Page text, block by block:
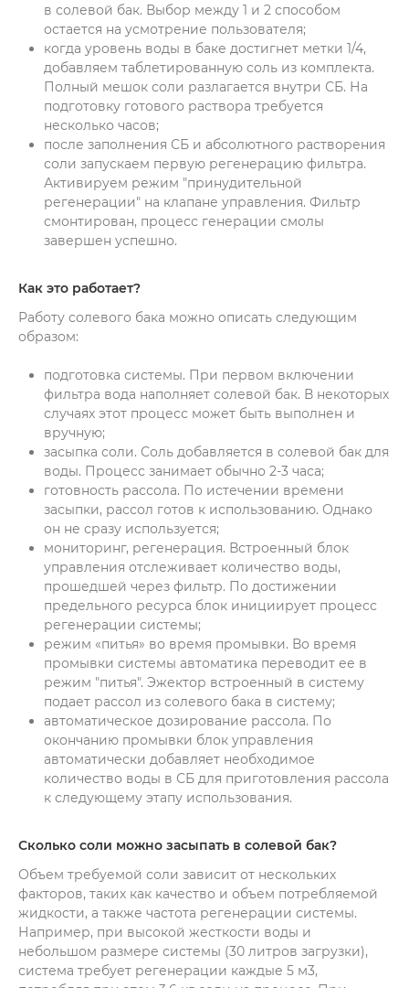
в солевой бак. Выбор между 1 и 2 способом
остается на усмотрение пользователя;
когда уровень воды в баке достигнет метки 1/4,
добавляем таблетированную соль из комплекта.
Полный мешок соли разлагается внутри СБ. На
подготовку готового раствора требуется
несколько часов;
после заполнения СБ и абсолютного растворения
соли запускаем первую регенерацию фильтра.
Активируем режим "принудительной
регенерации" на клапане управления. Фильтр
смонтирован, процесс генерации смолы
завершен успешно.
Как это работает?
Работу солевого бака можно описать следующим
образом:
подготовка системы. При первом включении
фильтра вода наполняет солевой бак. В некоторых
случаях этот процесс может быть выполнен и
вручную;
засыпка соли. Соль добавляется в солевой бак для
воды. Процесс занимает обычно 2-3 часа;
готовность рассола. По истечении времени
засыпки, рассол готов к использованию. Однако
он не сразу используется;
мониторинг, регенерация. Встроенный блок
управления отслеживает количество воды,
прошедшей через фильтр. По достижении
предельного ресурса блок инициирует процесс
регенерации системы;
режим «питья» во время промывки. Во время
промывки системы автоматика переводит ее в
режим "питья". Эжектор встроенный в систему
подает рассол из солевого бака в систему;
автоматическое дозирование рассола. По
окончанию промывки блок управления
автоматически добавляет необходимое
количество воды в СБ для приготовления рассола
к следующему этапу использования.
Сколько соли можно засыпать в солевой бак?
Объем требуемой соли зависит от нескольких
факторов, таких как качество и объем потребляемой
жидкости, а также частота регенерации системы.
Например, при высокой жесткости воды и
небольшом размере системы (30 литров загрузки),
система требует регенерации каждые 5 м3,